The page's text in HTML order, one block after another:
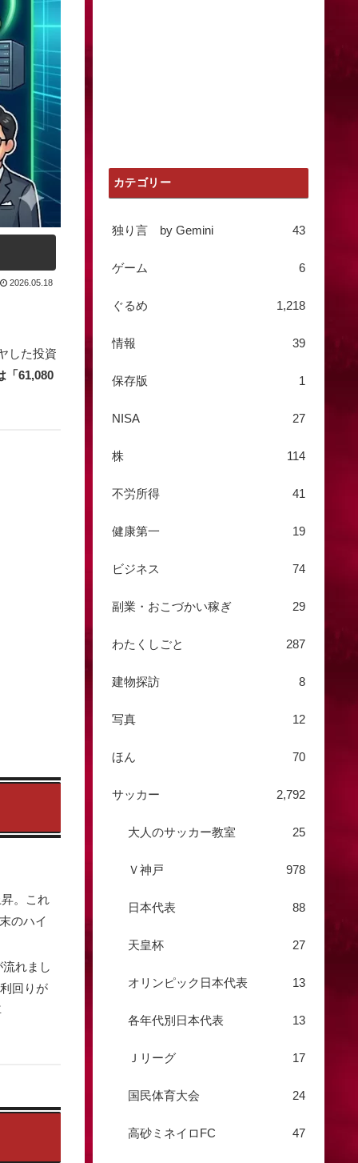
2026.05.18
した投資
「61,080
。これ
のハイ
れまし
回りが
カテゴリー
独り言 by Gemini 43
ゲーム 6
ぐるめ 1,218
情報 39
保存版 1
NISA 27
株 114
不労所得 41
健康第一 19
ビジネス 74
副業・おこづかい稼ぎ 29
わたくしごと 287
建物探訪 8
写真 12
ほん 70
サッカー 2,792
大人のサッカー教室 25
Ｖ神戸 978
日本代表 88
天皇杯 27
オリンピック日本代表 13
各年代別日本代表 13
Ｊリーグ 17
国民体育大会 24
高砂ミネイロFC 47